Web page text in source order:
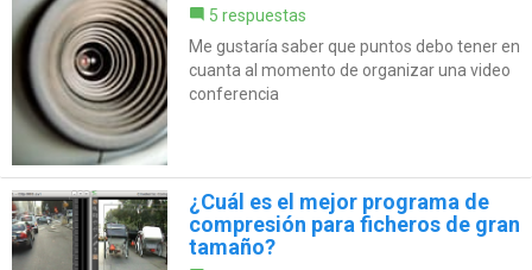
5 respuestas
Me gustaría saber que puntos debo tener en
cuanta al momento de organizar una video
conferencia
¿Cuál es el mejor programa de
compresión para ficheros de gran
tamaño?